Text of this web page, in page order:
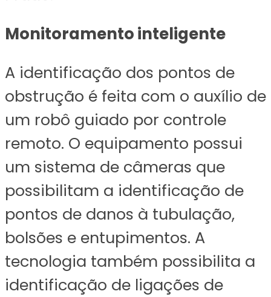
Monitoramento inteligente
A identificação dos pontos de
obstrução é feita com o auxílio de
um robô guiado por controle
remoto. O equipamento possui
um sistema de câmeras que
possibilitam a identificação de
pontos de danos à tubulação,
bolsões e entupimentos. A
tecnologia também possibilita a
identificação de ligações de